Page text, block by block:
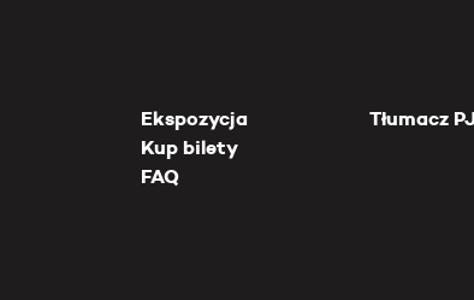
Ekspozycja
Kup bilety
FAQ
Tłumacz